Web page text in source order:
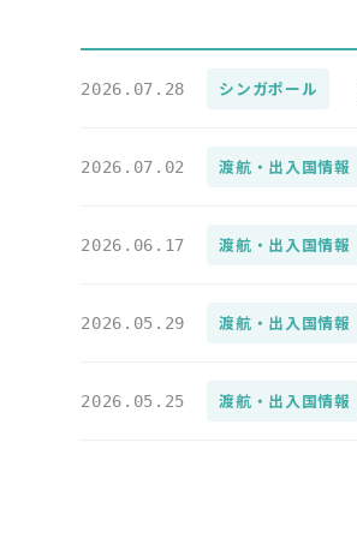
2026.07.28 シンガポール
2026.07.02 渡航・出入国情報
2026.06.17 渡航・出入国情報
2026.05.29 渡航・出入国情報
2026.05.25 渡航・出入国情報